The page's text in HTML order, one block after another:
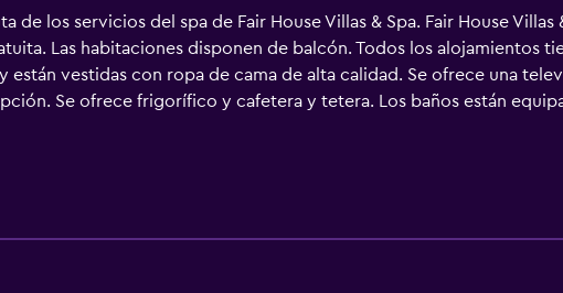
de los servicios del spa de Fair House Villas & Spa. Fair House
Las habitaciones disponen de balcón. Todos los alojamientos
vestidas con ropa de cama de alta calidad. Se ofrece una
Se ofrece frigorífico y cafetera y tetera. Los baños están
albornoces, zapatillas y bidé. Este complejo en Koh Samui
negocios incluyen escritorio y teléfono. Las habitaciones también